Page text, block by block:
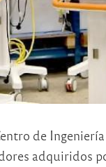
de
adquiridos